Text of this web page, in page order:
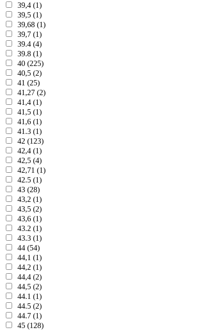
39,4 (1)
39,5 (1)
39,68 (1)
39,7 (1)
39.4 (4)
39.8 (1)
40 (225)
40,5 (2)
41 (25)
41,27 (2)
41,4 (1)
41,5 (1)
41,6 (1)
41.3 (1)
42 (123)
42,4 (1)
42,5 (4)
42,71 (1)
42.5 (1)
43 (28)
43,2 (1)
43,5 (2)
43,6 (1)
43.2 (1)
43.3 (1)
44 (54)
44,1 (1)
44,2 (1)
44,4 (2)
44,5 (2)
44.1 (1)
44.5 (2)
44.7 (1)
45 (128)